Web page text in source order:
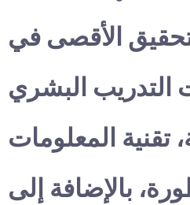
الأقصى في
التدريب البشري
تقنية المعلومات
بالإضافة إلى